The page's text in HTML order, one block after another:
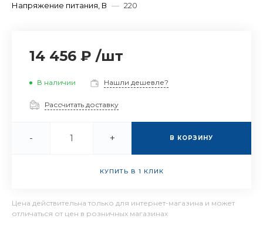
Напряжение питания, В — 220
14 456 ₽ /шт
В наличии Нашли дешевле?
Рассчитать доставку
- + В КОРЗИНУ
КУПИТЬ В 1 КЛИК
Цена действительна только для интернет-магазина и может
отличаться от цен в розничных магазинах